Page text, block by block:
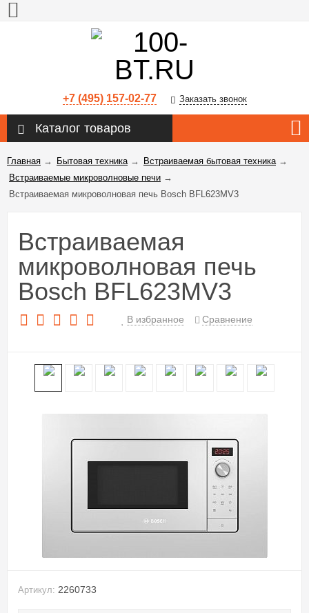
+7 (495) 157-02-77 Заказать звонок
Каталог товаров
Главная → Бытовая техника→ Встраиваемая бытовая техника→
Встраиваемые микроволновые печи →
Встраиваемая микроволновая печь Bosch BFL623MV3
Встраиваемая
микроволновая печь
Bosch BFL623MV3
В избранное Сравнение
Артикул: 2260733